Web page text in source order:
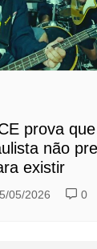
prova
não
existir
05/2026 0